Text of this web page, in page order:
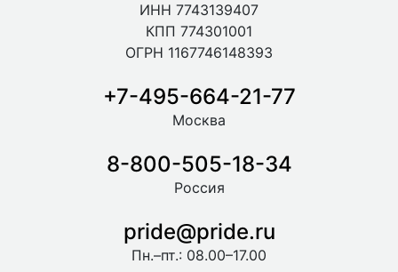
ИНН 7743139407
КПП 774301001
ОГРН 1167746148393
+7-495-664-21-77
Москва
8-800-505-18-34
Россия
pride@pride.ru
Пн.–пт.: 08.00–17.00